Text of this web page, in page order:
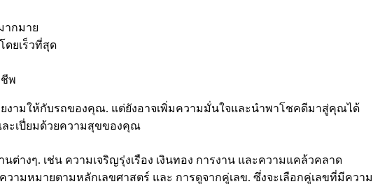
ากมาย
ดยเร็วที่สุด
พ
ยงามให้กับรถของคุณ. แต่ยังอาจเพิ่มความมั่นใจและนำพาโชคดีมาสู่คุณได้
ละเปี่ยมด้วยความสุขของคุณ
างๆ. เช่น ความเจริญรุ่งเรือง เงินทอง การงาน และความแคล้วคลาด
ามหมายตามหลักเลขศาสตร์ และ การดูจากคู่เลข. ซึ่งจะเลือกคู่เลขที่มีความ